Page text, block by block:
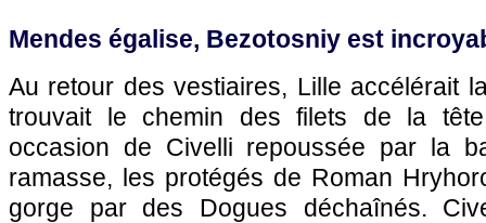
Mendes égalise, Bezotosniy est
Au retour des vestiaires, Lille accélérait
trouvait le chemin des filets de la
occasion de Civelli repoussée par la
ramasse, les protégés de Roman
gorge par des Dogues déchaînés.